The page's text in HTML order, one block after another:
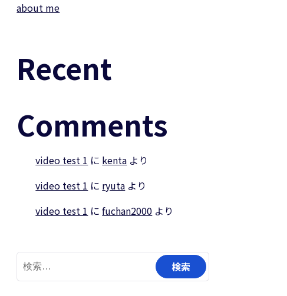
about me
Recent
Comments
video test 1 に kenta より
video test 1 に ryuta より
video test 1 にfuchan2000 より
検
索: